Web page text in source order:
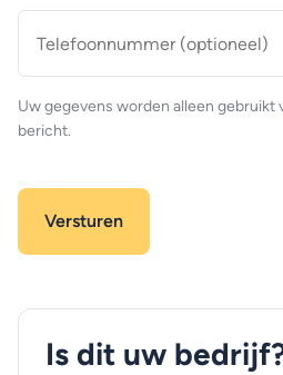
(optioneel)
Uw gegevens worden alleen gebruikt
bericht.
Is dit uw